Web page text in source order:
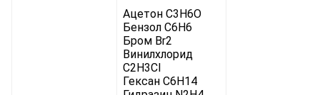
Ацетон C3H6O
Бензол C6H6
Бром Br2
Винилхлорид
C2H3Cl
Гексан C6H14